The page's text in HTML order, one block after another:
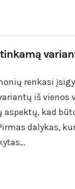
renkasi
iš vienos
aspektų, kad
dalykas,